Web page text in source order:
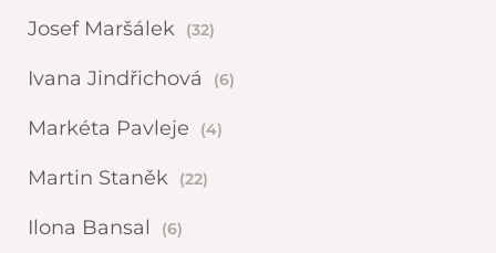
Josef Maršálek (32)
Ivana Jindřichová (6)
Markéta Pavleje (4)
Martin Staněk (22)
Ilona Bansal (6)